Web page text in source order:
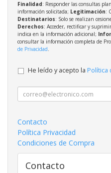
Finalidad: Responder las consultas
información solicitada; Legitimación:
Destinatarios: Solo se realizan
Derechos: Acceder, rectificar y
indica en la información adicional;
consultar la información completa de
de Privacidad.
He leído y acepto la Política
Contacto
Política Privacidad
Condiciones de Compra
Contacto